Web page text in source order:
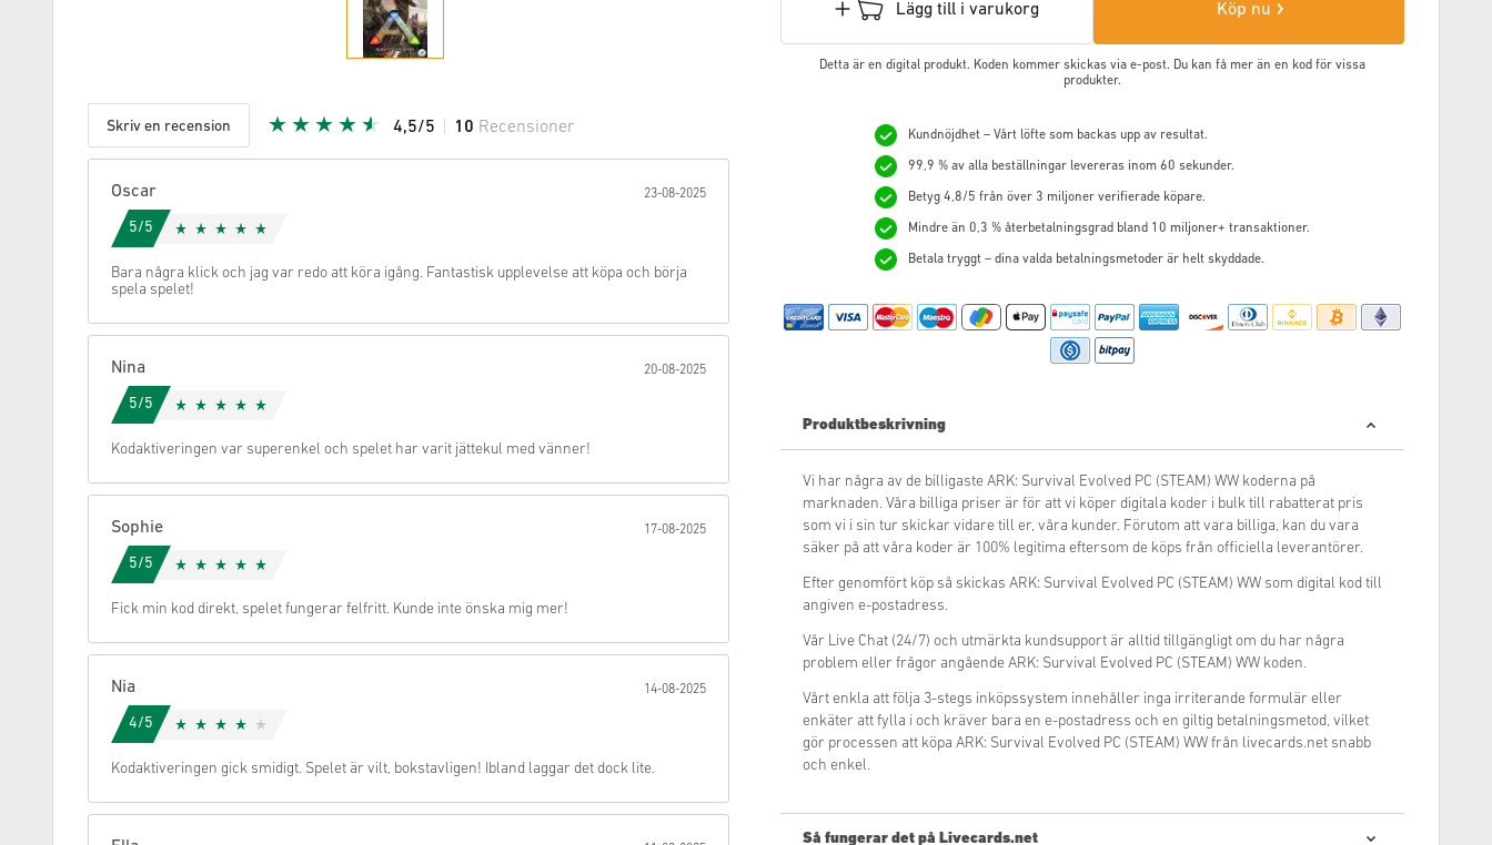
Skriv en recension 4,5/5 10 Recensioner
Avbryt
Oscar 23-08-2025
5/5
Bara några klick och jag var redo att köra igång. Fantastisk upplevelse att köpa och börja
spela spelet!
Nina 20-08-2025
5/5
Kodaktiveringen var superenkel och spelet har varit jättekul med vänner!
Sophie 17-08-2025
5/5
Fick min kod direkt, spelet fungerar felfritt. Kunde inte önska mig mer!
Nia 14-08-2025
4/5
Kodaktiveringen gick smidigt. Spelet är vilt, bokstavligen! Ibland laggar det dock lite.
Lägg till i varukorg Köp nu
Detta är en digital produkt. Koden kommer skickas via e-post. Du kan få mer än en kod för vissa
produkter.
Kundnöjdhet – Vårt löfte som backas upp av resultat.
99,9 % av alla beställningar levereras inom 60 sekunder.
Betyg 4,8/5 från över 3 miljoner verifierade köpare.
Mindre än 0,3 % återbetalningsgrad bland 10 miljoner+ transaktioner.
Betala tryggt – dina valda betalningsmetoder är helt skyddade.
Produktbeskrivning
Vi har några av de billigaste ARK: Survival Evolved PC (STEAM) WW koderna på
marknaden. Våra billiga priser är för att vi köper digitala koder i bulk till rabatterat pris
som vi i sin tur skickar vidare till er, våra kunder. Förutom att vara billiga, kan du vara
säker på att våra koder är 100% legitima eftersom de köps från officiella leverantörer.
Efter genomfört köp så skickas ARK: Survival Evolved PC (STEAM) WW som digital kod till
angiven e-postadress.
Vår Live Chat (24/7) och utmärkta kundsupport är alltid tillgängligt om du har några
problem eller frågor angående ARK: Survival Evolved PC (STEAM) WW koden.
Vårt enkla att följa 3-stegs inköpssystem innehåller inga irriterande formulär eller
enkäter att fylla i och kräver bara en e-postadress och en giltig betalningsmetod, vilket
gör processen att köpa ARK: Survival Evolved PC (STEAM) WW från livecards.net snabb
och enkel.
Så fungerar det på Livecards.net